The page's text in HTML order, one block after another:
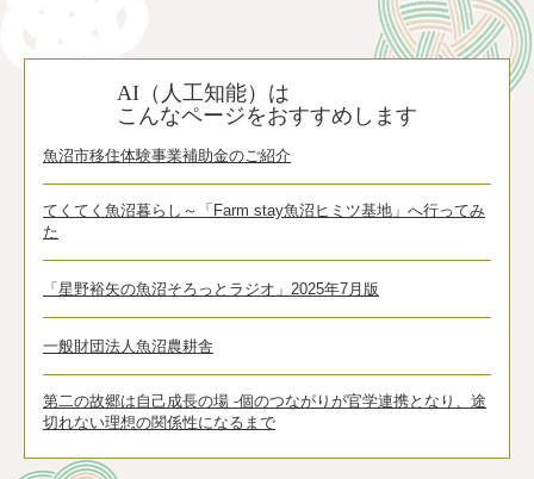
AI（人工知能）は
こんなページをおすすめします
魚沼市移住体験事業補助金のご紹介
てくてく魚沼暮らし～「Farm stay魚沼ヒミツ基地」へ行ってみ
た
「星野裕矢の魚沼そろっとラジオ」2025年7月版
一般財団法人魚沼農耕舎
第二の故郷は自己成長の場 ‐個のつながりが官学連携となり、途
切れない理想の関係性になるまで